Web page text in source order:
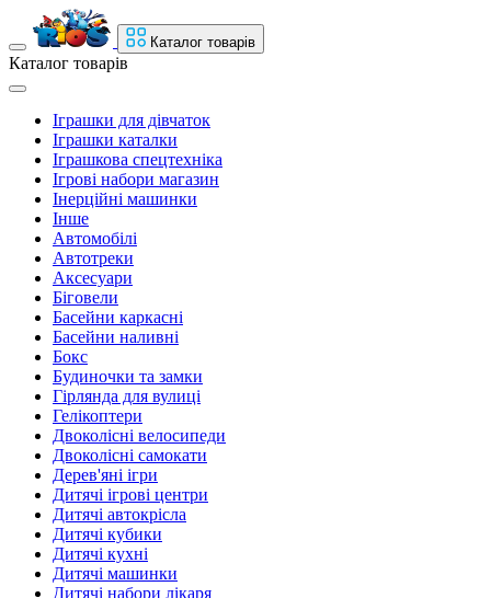
Каталог товарів
Каталог товарів
Іграшки для дівчаток
Іграшки каталки
Іграшкова спецтехніка
Ігрові набори магазин
Інерційні машинки
Інше
Автомобілі
Автотреки
Аксесуари
Біговели
Басейни каркасні
Басейни наливні
Бокс
Будиночки та замки
Гірлянда для вулиці
Гелікоптери
Двоколісні велосипеди
Двоколісні самокати
Дерев'яні ігри
Дитячі ігрові центри
Дитячі автокрісла
Дитячі кубики
Дитячі кухні
Дитячі машинки
Дитячі набори лікаря